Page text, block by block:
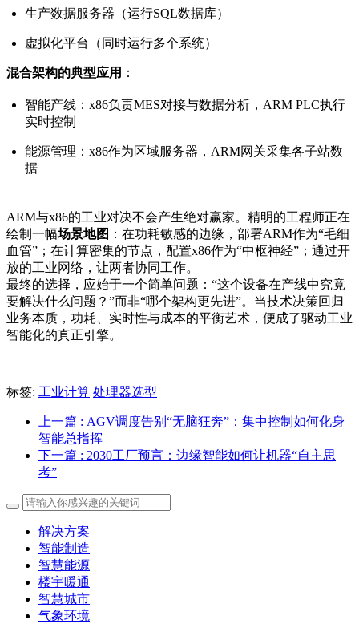
生产数据服务器（运行SQL数据库）
虚拟化平台（同时运行多个系统）
混合架构的典型应用 ：
智能产线：x86负责MES对接与数据分析，ARM PLC执行
实时控制
能源管理：x86作为区域服务器，ARM网关采集各子站数
据
ARM与x86的工业对决不会产生绝对赢家。精明的工程师正在
绘制一幅场景地图 ：在功耗敏感的边缘，部署ARM作为“毛细
血管”；在计算密集的节点，配置x86作为“中枢神经”；通过开
放的工业网络，让两者协同工作。
最终的选择，应始于一个简单问题：“这个设备在产线中究竟
要解决什么问题？”而非“哪个架构更先进”。当技术决策回归
业务本质，功耗、实时性与成本的平衡艺术，便成了驱动工业
智能化的真正引擎。
标签: 工业计算 处理器选型
上一篇 : AGV调度告别“无脑狂奔”：集中控制如何化身
智能总指挥
下一篇 : 2030工厂预言：边缘智能如何让机器“自主思
考”
解决方案
智能制造
智慧能源
楼宇暖通
智慧城市
气象环境